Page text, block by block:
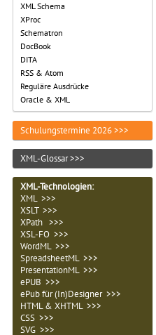
XML Schema
XProc
Schematron
DocBook
DITA
RSS & Atom
Reguläre Ausdrücke
Oracle & XML
Schulungstermine 2026 >>>
XML-Glossar >>>
XML-Technologien:
XML >>>
XSLT >>>
XPath >>>
XSL-FO >>>
WordML >>>
SpreadsheetML >>>
PresentationML >>>
ePUB >>>
ePub für (In)Designer >>>
HTML & XHTML >>>
CSS >>>
SVG >>>